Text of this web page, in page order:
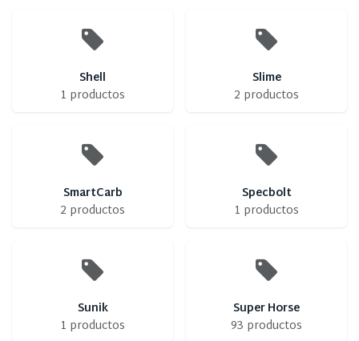
Shell
1 productos
Slime
2 productos
SmartCarb
2 productos
Specbolt
1 productos
Sunik
1 productos
Super Horse
93 productos